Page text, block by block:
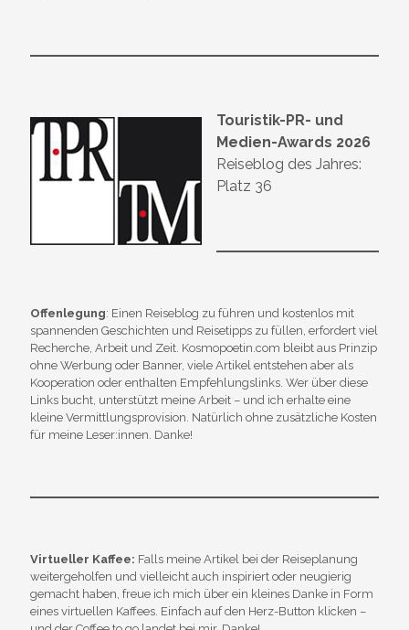
Touristik-PR- und
Medien-Awards 2026
Reiseblog des Jahres:
Platz 36
Offenlegung: Einen Reiseblog zu führen und kostenlos mit
spannenden Geschichten und Reisetipps zu füllen, erfordert viel
Recherche, Arbeit und Zeit. Kosmopoetin.com bleibt aus Prinzip
ohne Werbung oder Banner, viele Artikel entstehen aber als
Kooperation oder enthalten Empfehlungslinks. Wer über diese
Links bucht, unterstützt meine Arbeit – und ich erhalte eine
kleine Vermittlungsprovision. Natürlich ohne zusätzliche Kosten
für meine Leser:innen. Danke!
Virtueller Kaffee: Falls meine Artikel bei der Reiseplanung
weitergeholfen und vielleicht auch inspiriert oder neugierig
gemacht haben, freue ich mich über ein kleines Danke in Form
eines virtuellen Kaffees. Einfach auf den Herz-Button klicken –